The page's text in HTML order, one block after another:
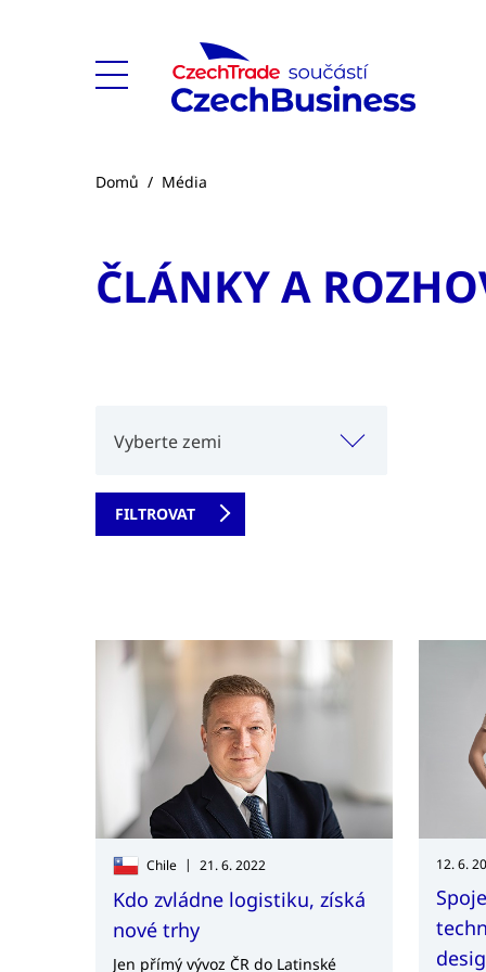
Domů / Média
ČLÁNKY A
Vyberte zemi
Chile | 21. 6. 2022
Kdo zvládne logistiku, získá
nové trhy
Jen přímý vývoz ČR do Latinské
12. 6.